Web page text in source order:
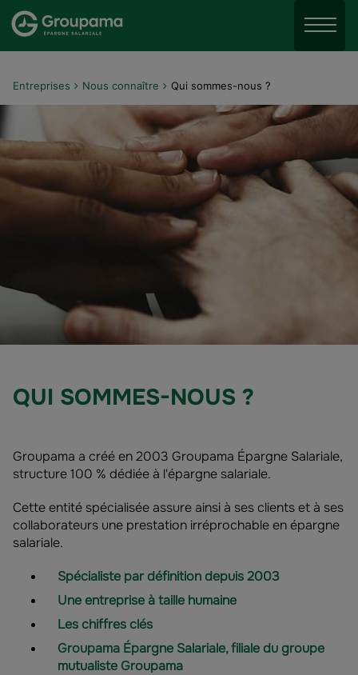
Aller au menu
Aller au contenu
Menu
Entreprises Nous connaître Qui sommes-nous ?
QUI SOMMES-NOUS ?
Groupama a créé en 2003 Groupama Épargne Salariale,
structure 100 % dédiée à l'épargne salariale.
Cette entité spécialisée assure ainsi à ses clients et à ses
collaborateurs une prestation irréprochable en épargne
salariale.
Spécialiste par définition depuis 2003
Une entreprise à taille humaine
Les chiffres clés
Groupama Épargne Salariale, filiale du groupe
mutualiste Groupama